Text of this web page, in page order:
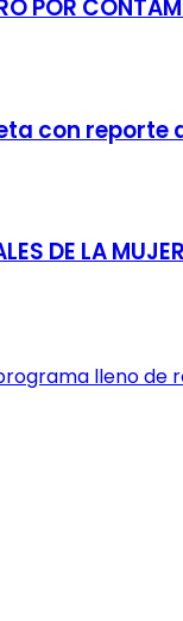
POR
con reporte
DE LA
lleno